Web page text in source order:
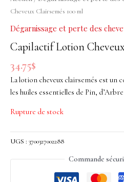
Cheveux Clairsemés 100 ml
Dégarnissage et perte des
Capilactif Lotion
34.75$
La lotion cheveux clairsemés est un
les huiles essentielles de Pin,
Rupture de stock
UGS : 3700327002288
Commande